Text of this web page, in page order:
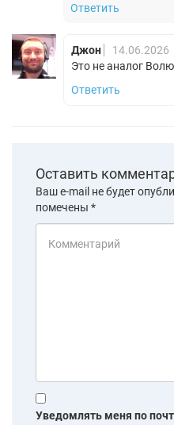
Ответить
Джон
14.06.2026
Это не аналог
Ответить
Оставить
Ваш e-mail не будет
помечены *
Уведомлять меня по